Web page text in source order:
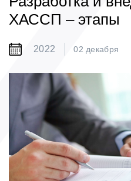
ХАССП – этапы
2022 02 декабря